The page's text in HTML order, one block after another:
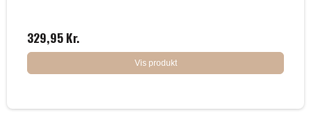
329,95 Kr.
Vis produkt